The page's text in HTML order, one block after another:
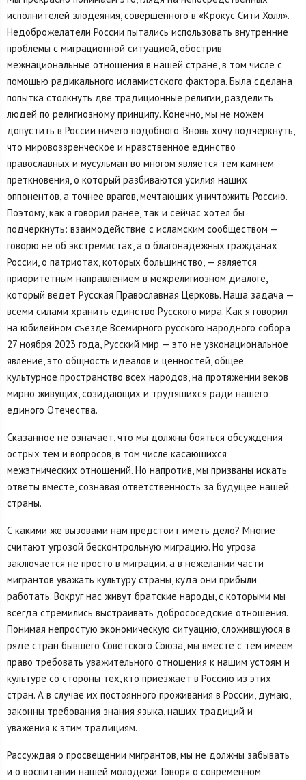
исполнителей злодеяния, совершенного в «Крокус Сити Холл».
Недоброжелатели России пытались использовать внутренние
проблемы с миграционной ситуацией, обострив
межнациональные отношения в нашей стране, в том числе с
помощью радикального исламистского фактора. Была сделана
попытка столкнуть две традиционные религии, разделить
людей по религиозному принципу. Конечно, мы не можем
допустить в России ничего подобного. Вновь хочу подчеркнуть,
что мировоззренческое и нравственное единство
православных и мусульман во многом является тем камнем
преткновения, о который разбиваются усилия наших
оппонентов, а точнее врагов, мечтающих уничтожить Россию.
Поэтому, как я говорил ранее, так и сейчас хотел бы
подчеркнуть: взаимодействие с исламским сообществом —
говорю не об экстремистах, а о благонадежных гражданах
России, о патриотах, которых большинство, — является
приоритетным направлением в межрелигиозном диалоге,
который ведет Русская Православная Церковь. Наша задача —
всеми силами хранить единство Русского мира. Как я говорил
на юбилейном съезде Всемирного русского народного собора
27 ноября 2023 года, Русский мир — это не узконациональное
явление, это общность идеалов и ценностей, общее
культурное пространство всех народов, на протяжении веков
мирно живущих, созидающих и трудящихся ради нашего
единого Отечества.
Сказанное не означает, что мы должны бояться обсуждения
острых тем и вопросов, в том числе касающихся
межэтнических отношений. Но напротив, мы призваны искать
ответы вместе, сознавая ответственность за будущее нашей
страны.
С какими же вызовами нам предстоит иметь дело? Многие
считают угрозой бесконтрольную миграцию. Но угроза
заключается не просто в миграции, а в нежелании части
мигрантов уважать культуру страны, куда они прибыли
работать. Вокруг нас живут братские народы, с которыми мы
всегда стремились выстраивать добрососедские отношения.
Понимая непростую экономическую ситуацию, сложившуюся в
ряде стран бывшего Советского Союза, мы вместе с тем имеем
право требовать уважительного отношения к нашим устоям и
культуре со стороны тех, кто приезжает в Россию из этих
стран. А в случае их постоянного проживания в России, думаю,
законны требования знания языка, наших традиций и
уважения к этим традициям.
Рассуждая о просвещении мигрантов, мы не должны забывать
и о воспитании нашей молодежи. Говоря о современном